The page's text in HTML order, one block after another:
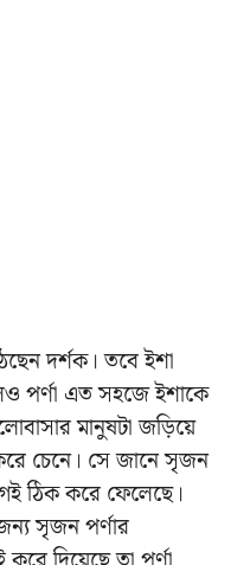
দর্শক। তবে ইশা
পর্ণা এত সহজে ইশাকে
মানুষটা জড়িয়ে
চেনে। সে জানে সৃজন
ঠিক করে ফেলেছে।
সৃজন পর্ণার